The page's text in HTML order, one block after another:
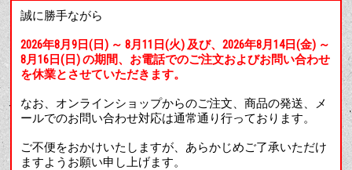
誠に勝手ながら
2026年8月9日(日) ～ 8月11日(火) 及び、2026年8月14日(金) ～
8月16日(日) の期間、お電話でのご注文およびお問い合わせ
を休業とさせていただきます。
なお、オンラインショップからのご注文、商品の発送、メ
ールでのお問い合わせ対応は通常通り行っております。
ご不便をおかけいたしますが、あらかじめご了承いただけ
ますようお願い申し上げます。